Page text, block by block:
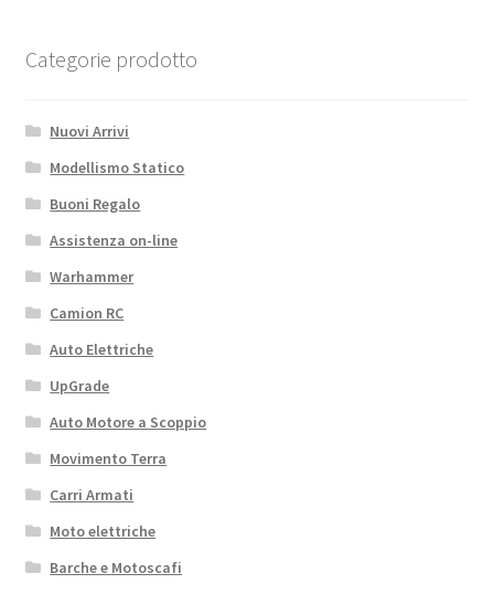
Categorie prodotto
Nuovi Arrivi
Modellismo Statico
Buoni Regalo
Assistenza on-line
Warhammer
Camion RC
Auto Elettriche
UpGrade
Auto Motore a Scoppio
Movimento Terra
Carri Armati
Moto elettriche
Barche e Motoscafi